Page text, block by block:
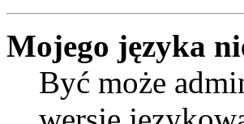
Mojego języka
Być może